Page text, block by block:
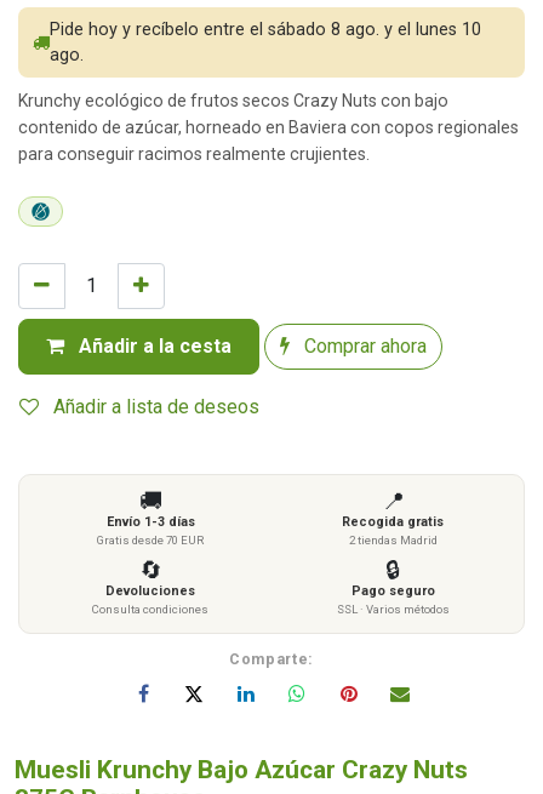
Añadir a la cesta Comprar ahora
Añadir a lista de deseos
Pide hoy y recíbelo entre el sábado 8 ago. y el lunes 10
ago.
Krunchy ecológico de frutos secos Crazy Nuts con bajo
contenido de azúcar, horneado en Baviera con copos regionales
para conseguir racimos realmente crujientes.
🚚
Envío 1-3 días
Gratis desde 70 EUR
📍
Recogida gratis
2 tiendas Madrid
🔄
Devoluciones
Consulta condiciones
🔒
Pago seguro
SSL · Varios métodos
Comparte:
Muesli Krunchy Bajo Azúcar Crazy Nuts